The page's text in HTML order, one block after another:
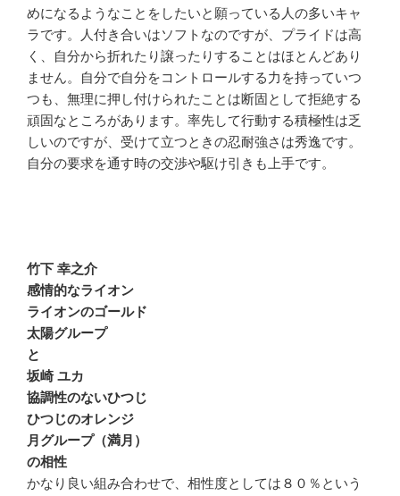
めになるようなことをしたいと願っている人の多いキャ
ラです。人付き合いはソフトなのですが、プライドは高
く、自分から折れたり譲ったりすることはほとんどあり
ません。自分で自分をコントロールする力を持っていつ
つも、無理に押し付けられたことは断固として拒絶する
頑固なところがあります。率先して行動する積極性は乏
しいのですが、受けて立つときの忍耐強さは秀逸です。
自分の要求を通す時の交渉や駆け引きも上手です。
竹下 幸之介
感情的なライオン
ライオンのゴールド
太陽グループ
と
坂崎 ユカ
協調性のないひつじ
ひつじのオレンジ
月グループ（満月）
の相性
かなり良い組み合わせで、相性度としては８０％という